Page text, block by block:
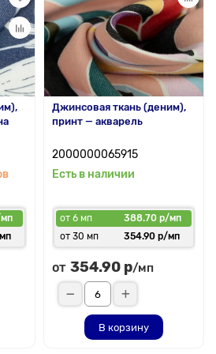
Джинсовая ткань (деним),
принт — акварель
2000000065915
Есть в наличии
от 6 мп
388.70 р/мп
от 30 мп
354.90 р/мп
от 354.90 р/мп
В корзину